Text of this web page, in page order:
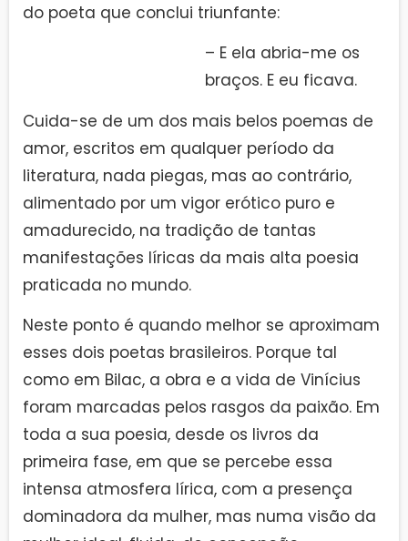
do poeta que conclui triunfante:
– E ela abria-me os
braços. E eu ficava.
Cuida-se de um dos mais belos poemas de
amor, escritos em qualquer período da
literatura, nada piegas, mas ao contrário,
alimentado por um vigor erótico puro e
amadurecido, na tradição de tantas
manifestações líricas da mais alta poesia
praticada no mundo.
Neste ponto é quando melhor se aproximam
esses dois poetas brasileiros. Porque tal
como em Bilac, a obra e a vida de Vinícius
foram marcadas pelos rasgos da paixão. Em
toda a sua poesia, desde os livros da
primeira fase, em que se percebe essa
intensa atmosfera lírica, com a presença
dominadora da mulher, mas numa visão da